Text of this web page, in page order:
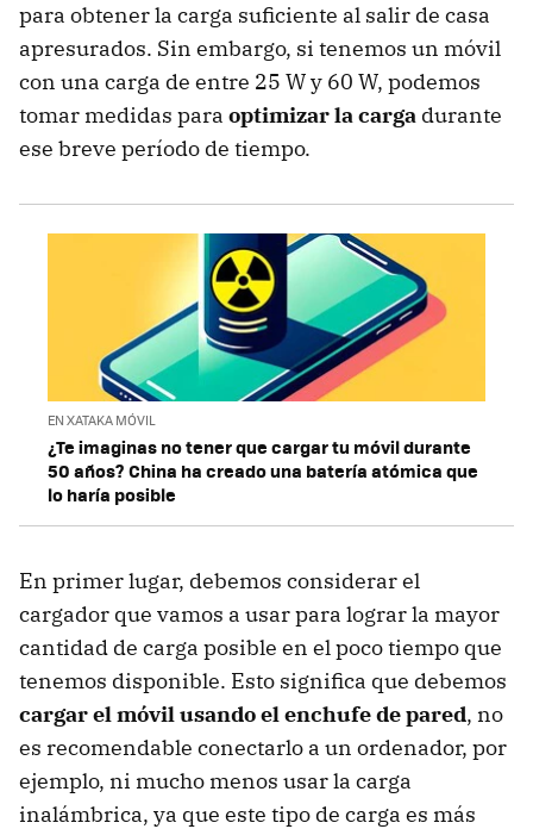
para obtener la carga suficiente al salir de casa
apresurados. Sin embargo, si tenemos un móvil
con una carga de entre 25 W y 60 W, podemos
tomar medidas para optimizar la carga durante
ese breve período de tiempo.
EN XATAKA MÓVIL
¿Te imaginas no tener que cargar tu móvil durante
50 años? China ha creado una batería atómica que
lo haría posible
En primer lugar, debemos considerar el
cargador que vamos a usar para lograr la mayor
cantidad de carga posible en el poco tiempo que
tenemos disponible. Esto significa que debemos
cargar el móvil usando el enchufe de pared, no
es recomendable conectarlo a un ordenador, por
ejemplo, ni mucho menos usar la carga
inalámbrica, ya que este tipo de carga es más